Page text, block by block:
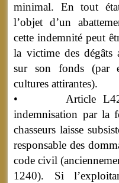
minimal. En tout
l’objet d’un
cette indemnité peut
la victime des dégâts
sur son fonds (par
cultures attirantes).
• Article L426-4
indemnisation par la
chasseurs laisse
responsable des
code civil
1240). Si